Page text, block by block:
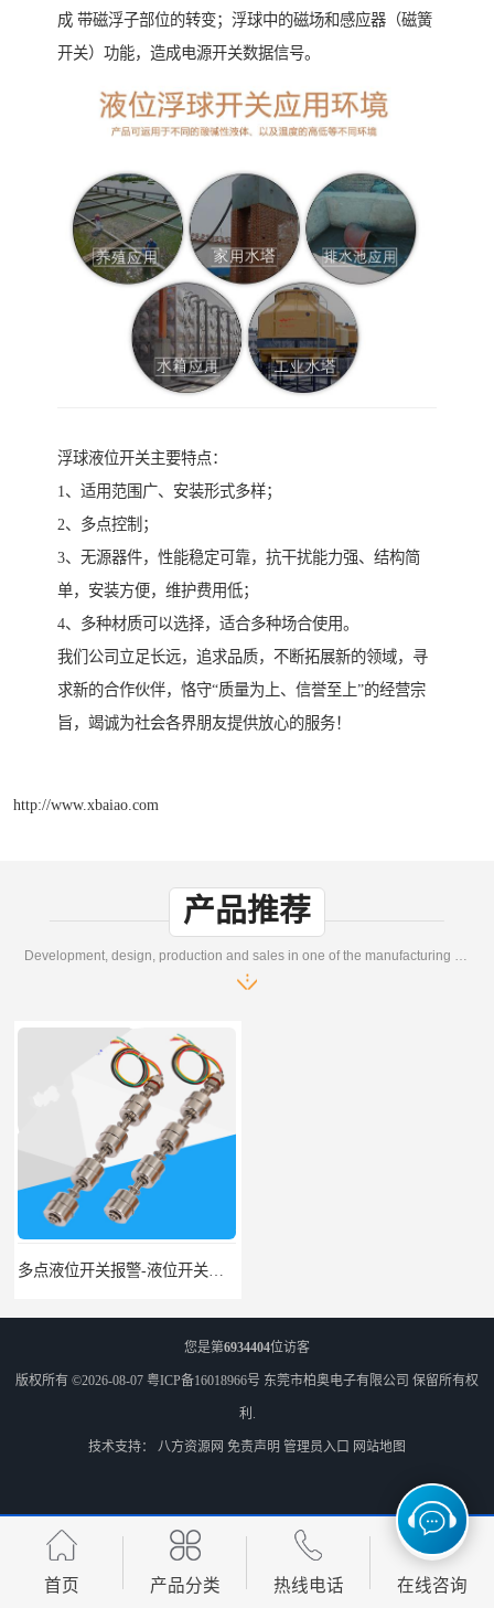
成 带磁浮子部位的转变；浮球中的磁场和感应器（磁簧
开关）功能，造成电源开关数据信号。
浮球液位开关主要特点：
1、适用范围广、安装形式多样；
2、多点控制；
3、无源器件，性能稳定可靠，抗干扰能力强、结构简
单，安装方便，维护费用低；
4、多种材质可以选择，适合多种场合使用。
我们公司立足长远，追求品质，不断拓展新的领域，寻
求新的合作伙伴，恪守“质量为上、信誉至上”的经营宗
旨，竭诚为社会各界朋友提供放心的服务！
http://www.xbaiao.com
产品推荐
Development, design, production and sales in one of the manufacturing enterprises
多点液位开关报警-液位开关公司-柏奥
不锈钢浮球液位开关厂家-柏奥 不锈钢浮球开关-赫斯曼液位开关定制-柏奥
您是第6934404位访客
版权所有 ©2026-08-07 粤ICP备16018966号 东莞市柏奥电子有限公司 保留所有权
利.
技术支持： 八方资源网 免责声明 管理员入口 网站地图
首页 产品分类 热线电话 在线咨询